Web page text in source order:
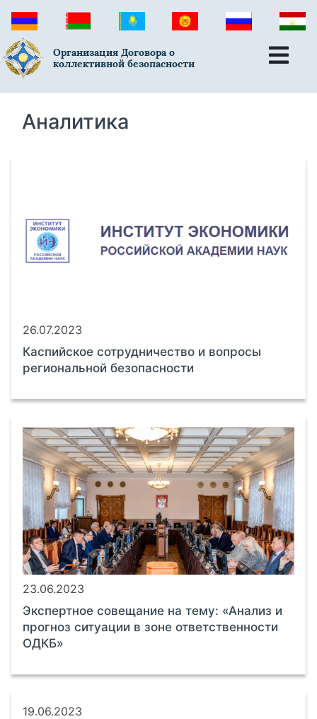
Организация Договора о
коллективной безопасности
Аналитика
26.07.2023
Каспийское сотрудничество и вопросы
региональной безопасности
23.06.2023
Экспертное совещание на тему: «Анализ и
прогноз ситуации в зоне ответственности
ОДКБ»
19.06.2023